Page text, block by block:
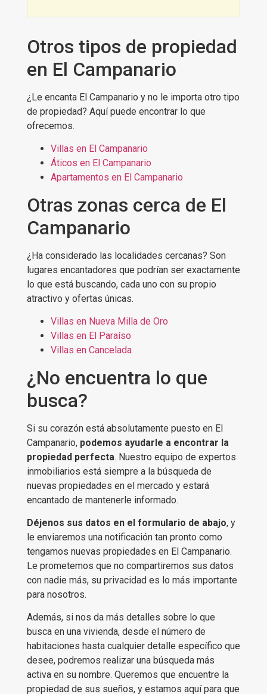
Otros tipos de propiedad
en El Campanario
¿Le encanta El Campanario y no le importa otro tipo
de propiedad? Aquí puede encontrar lo que
ofrecemos.
Villas en El Campanario
Áticos en El Campanario
Apartamentos en El Campanario
Otras zonas cerca de El
Campanario
¿Ha considerado las localidades cercanas? Son
lugares encantadores que podrían ser exactamente
lo que está buscando, cada uno con su propio
atractivo y ofertas únicas.
Villas en Nueva Milla de Oro
Villas en El Paraíso
Villas en Cancelada
¿No encuentra lo que
busca?
Si su corazón está absolutamente puesto en El
Campanario, podemos ayudarle a encontrar la
propiedad perfecta. Nuestro equipo de expertos
inmobiliarios está siempre a la búsqueda de
nuevas propiedades en el mercado y estará
encantado de mantenerle informado.
Déjenos sus datos en el formulario de abajo, y
le enviaremos una notificación tan pronto como
tengamos nuevas propiedades en El Campanario.
Le prometemos que no compartiremos sus datos
con nadie más, su privacidad es lo más importante
para nosotros.
Además, si nos da más detalles sobre lo que
busca en una vivienda, desde el número de
habitaciones hasta cualquier detalle específico que
desee, podremos realizar una búsqueda más
activa en su nombre. Queremos que encuentre la
propiedad de sus sueños, y estamos aquí para que